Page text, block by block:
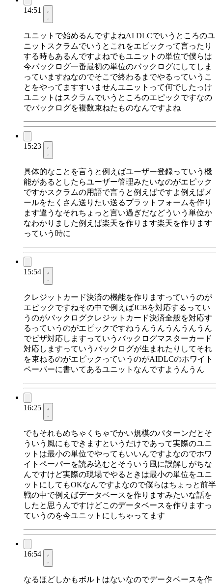
14:51
ユニットで始めるんですよねAI DLCでいうところのユ
ニットスクラムでいうとこれをエピックって言ったり
する時もあるんですよねでもユニットの単位で僕らは
今バックログ一番最初の単位のバックログにしてしま
っていますねなのでそこで終わるまでやるっていうこ
とをやってますすいませんユニットって何でしたっけ
ユニットはスクラムでいうところのエピックですなの
でバックログを複数束ねたものなんですよね
15:23
具体的なことを言うと例えばユーザー登録っていう機
能があるとしたらユーザー管理みたいなのがエピック
ですかスクラムの用語で言うと例えばですよ例えばメ
ールをたくさん送りたい送るプラットフォームを作り
ます違うなそれちょっと言い過ぎだなどういう単位か
なわかりました例えば楽天を作ります楽天を作ります
っていう時に
15:54
クレジットカード決済の機能を作りますっていうのが
エピックですねその中で例えばJCBを対応するってい
うのがバックログクレジットカード決済全般を対応す
るっていうのがエピックですねうんうんうんうんうん
でビザ対応しますっていうバックログマスターカード
対応しますっていうバックログが生まれたりしてそれ
を束ねるのがエピックっていうのがAIDLCのホワイト
ペーパーに書いてあるユニットなんですようんうん
16:25
でもそれもめちゃくちゃでかい規模のパターンだとそ
ういう風にもできますというだけであって実際のユニ
ットは最小の単位でやってもいいんですよなのでホワ
イトペーパーを読み込むとそういう風に誤解しがちな
んですけど実際の現場でやるときは最小の単位をユニ
ットにしてもOKなんですよなので僕らはちょっと前半
戦の中で例えばデータベースを作りますみたいな話を
したと思うんですけどこのデータベースを作りますっ
ていうのを今ユニットにしちゃってます
16:54
なるほどしかもボルトはないなのでデータベースを作